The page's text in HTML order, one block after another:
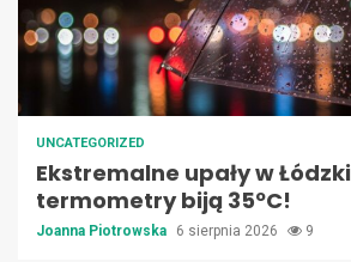
UNCATEGORIZED
Ekstremalne upały w
termometry biją 35ºC!
Joanna Piotrowska 6 sierpnia 2026 9